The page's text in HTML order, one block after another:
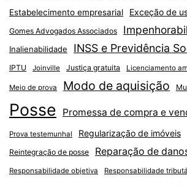
Estabelecimento empresarial Exceção de
Gomes Advogados Associados
Inalienabilidade INSS e Previdência
IPTU Joinville Justiça gratuita Licenciamento
Meio de prova Modo de aquisição
Posse Promessa de compra e
Prova testemunhal Regularização de imóveis
Reintegração de posse Reparação de
Responsabilidade objetiva Responsabilidade